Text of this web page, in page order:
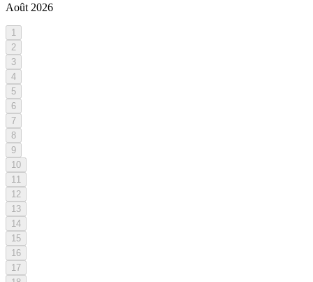
Août 2026
1
2
3
4
5
6
7
8
9
10
11
12
13
14
15
16
17